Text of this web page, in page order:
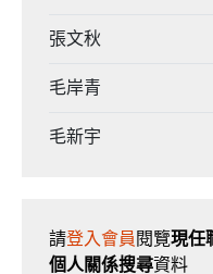
張文秋
毛岸青
毛新宇
請登入會員 閱覽現任
個人關係搜尋資料